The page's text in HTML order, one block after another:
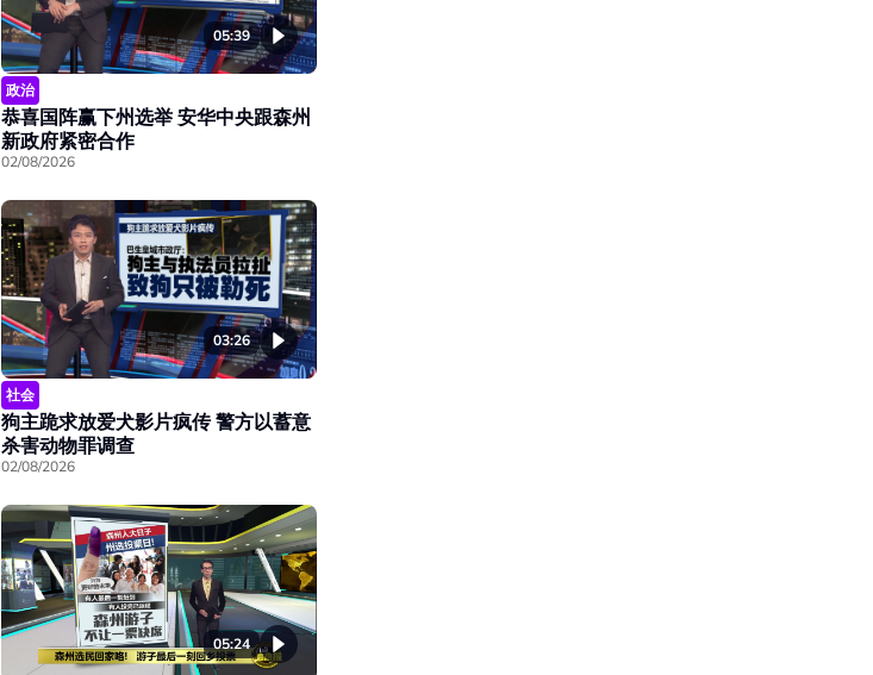
05:39
政治
恭喜国阵赢下州选举 安华中央跟森州
新政府紧密合作
02/08/2026
03:26
社会
狗主跪求放爱犬影片疯传 警方以蓄意
杀害动物罪调查
02/08/2026
05:24